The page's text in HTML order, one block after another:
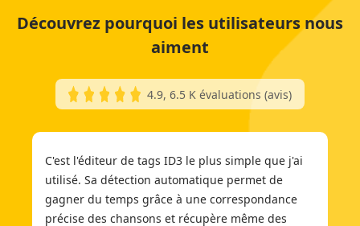
Découvrez pourquoi les utilisateurs nous
aiment
4.9, 6.5 K évaluations (avis)
C'est l'éditeur de tags ID3 le plus simple que j'ai
utilisé. Sa détection automatique permet de
gagner du temps grâce à une correspondance
précise des chansons et récupère même des